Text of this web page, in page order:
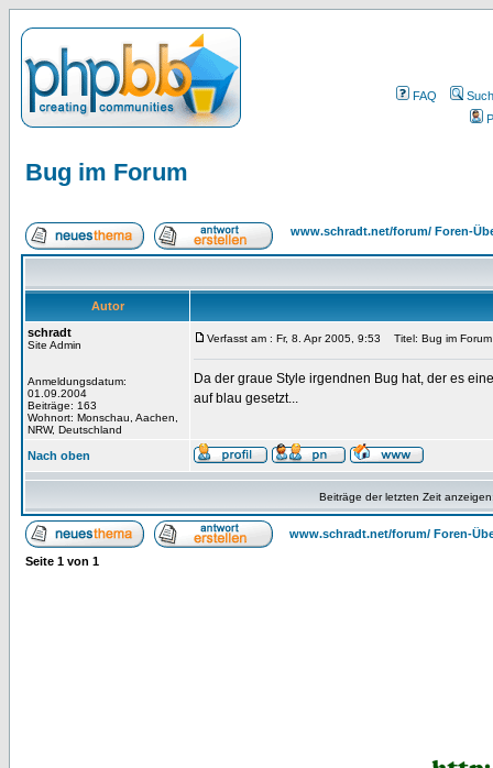
FAQ
Bug im Forum
www.schradt.net/forum/ Foren-
Autor
schradt
Site Admin
Anmeldungsdatum:
01.09.2004
Beiträge: 163
Wohnort: Monschau, Aachen,
NRW, Deutschland
Verfasst am : Fr, 8. Apr 2005, 9:53 Titel: Bug im Forum
Da der graue Style irgendnen Bug hat, der es
auf blau gesetzt...
Nach oben
Beiträge der letzten Zeit
www.schradt.net/forum/ Foren-
Seite 1 von 1